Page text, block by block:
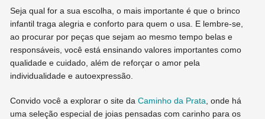
Seja qual for a sua escolha, o mais importante é que o brinco
infantil traga alegria e conforto para quem o usa. E lembre-se,
ao procurar por peças que sejam ao mesmo tempo belas e
responsáveis, você está ensinando valores importantes como
qualidade e cuidado, além de reforçar o amor pela
individualidade e autoexpressão.
Convido você a explorar o site daCaminho da Prata , onde há
uma seleção especial de joias pensadas com carinho para os